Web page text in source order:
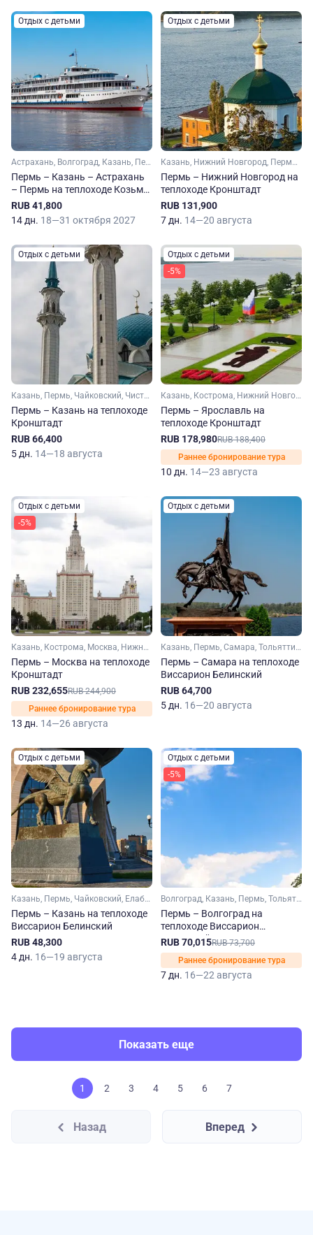
Отдых с детьми
Астрахань, Волгоград, Казань, Пермь, Самара, Саратов, Тольятти, Чайковский, Елабуга, Чистополь
Пермь – Казань – Астрахань
– Пермь на теплоходе Козьма
Минин
RUB 41,800
14 дн. 18—31 октября 2027
Отдых с детьми
Казань, Нижний Новгород, Пермь, Чебоксары, Чайковский, Чистополь, Нижнекамск, Свияжск
Пермь – Нижний Новгород на
теплоходе Кронштадт
RUB 131,900
7 дн. 14—20 августа
Отдых с детьми
Казань, Пермь, Чайковский, Чистополь, Нижнекамск
Пермь – Казань на теплоходе
Кронштадт
RUB 66,400
5 дн. 14—18 августа
Отдых с детьми
-5%
Казань, Кострома, Нижний Новгород, Пермь, Чебоксары, Ярославль, Плес, Чайковский, Чистополь, Нижнекамск, Свияжск, Городец
Пермь – Ярославль на
теплоходе Кронштадт
RUB 178,980RUB 188,400
Раннее бронирование тура
10 дн. 14—23 августа
Отдых с детьми
-5%
Казань, Кострома, Москва, Нижний Новгород, Пермь, Рыбинск, Чебоксары, Ярославль, Плес, Чайковский, Чистополь, Мышкин, Нижнекамск, Свияжск, Городец
Пермь – Москва на теплоходе
Кронштадт
RUB 232,655RUB 244,900
Раннее бронирование тура
13 дн. 14—26 августа
Отдых с детьми
Казань, Пермь, Самара, Тольятти, Чайковский, Елабуга
Пермь – Самара на теплоходе
Виссарион Белинский
RUB 64,700
5 дн. 16—20 августа
Отдых с детьми
Казань, Пермь, Чайковский, Елабуга
Пермь – Казань на теплоходе
Виссарион Белинский
RUB 48,300
4 дн. 16—19 августа
Отдых с детьми
-5%
Волгоград, Казань, Пермь, Тольятти, Чайковский, Елабуга
Пермь – Волгоград на
теплоходе Виссарион
Белинский
RUB 70,015RUB 73,700
Раннее бронирование тура
7 дн. 16—22 августа
Показать еще
1 2 3 4 5 6 7
Назад Вперед